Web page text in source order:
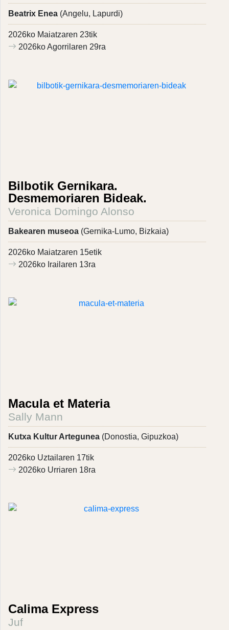
Beatrix Enea (Angelu, Lapurdi)
2026ko Maiatzaren 23tik
2026ko Agorrilaren 29ra
Bilbotik Gernikara.
Desmemoriaren Bideak.
Veronica Domingo Alonso
Bakearen museoa (Gernika-Lumo, Bizkaia)
2026ko Maiatzaren 15etik
2026ko Irailaren 13ra
Macula et Materia
Sally Mann
Kutxa Kultur Artegunea (Donostia, Gipuzkoa)
2026ko Uztailaren 17tik
2026ko Urriaren 18ra
Calima Express
Juf